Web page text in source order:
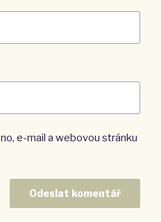
e-mail a webovou stránku